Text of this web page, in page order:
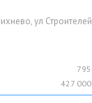
ул
427